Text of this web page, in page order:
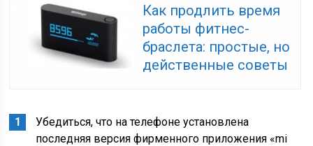
Как продлить время
работы фитнес-
браслета: простые, но
действенные советы
Убедиться, что на телефоне установлена
последняя версия фирменного приложения «mi